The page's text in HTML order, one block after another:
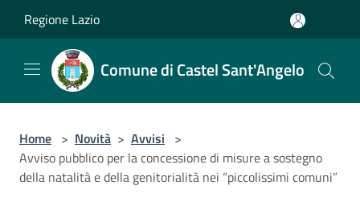
Regione Lazio
Comune di Castel Sant'Angelo
Home > Novità > Avvisi >
Avviso pubblico per la concessione di misure a sostegno
della natalità e della genitorialità nei “piccolissimi comuni”